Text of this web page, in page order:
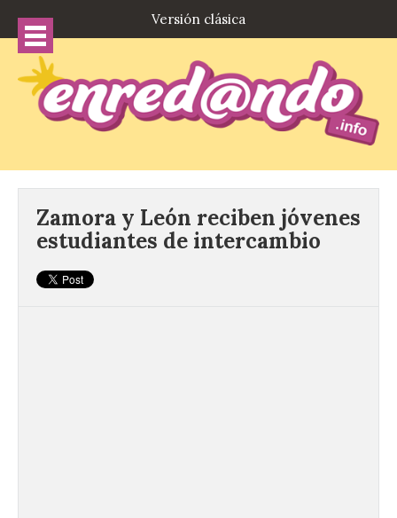
Versión clásica
Zamora y León reciben jóvenes
estudiantes de intercambio